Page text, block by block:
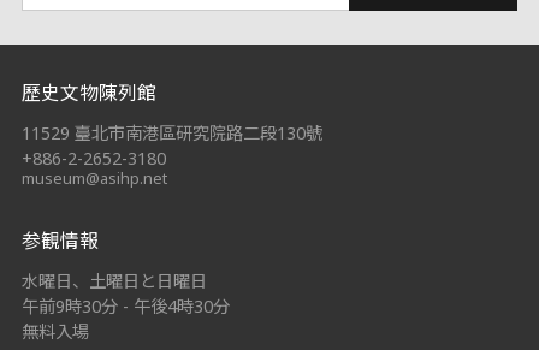
:::
歷史文物陳列館
11529 臺北市南港區研究院路二段130號
+886-2-2652-3180
museum@asihp.net
参観情報
水曜日、土曜日と日曜日
午前9時30分 - 午後4時30分
無料入場